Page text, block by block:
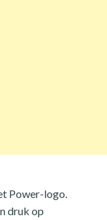
Power-logo.
druk op